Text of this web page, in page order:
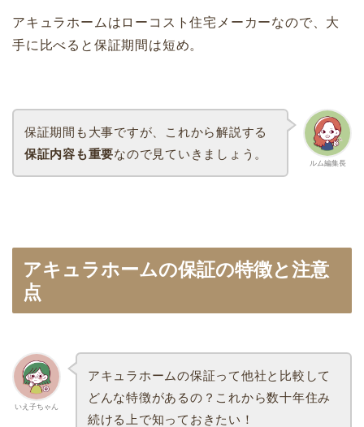
アキュラホームはローコスト住宅メーカーなので、大
手に比べると保証期間は短め。
ルム編集長
保証期間も大事ですが、これから解説する
保証内容も重要なので見ていきましょう。
アキュラホームの保証の特徴と注意
点
いえ子ちゃん
アキュラホームの保証って他社と比較して
どんな特徴があるの？これから数十年住み
続ける上で知っておきたい！